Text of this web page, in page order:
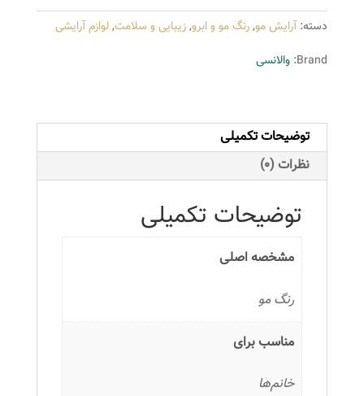
سری
بژ
مدل
خیلی
روشن
شماره
B8
عدد
دسته:آرایش مو,رنگ مو و ابرو,زیبایی و سلامت,لوازم آرایشی
Brand: والانسی
توضیحات تکمیلی
نظرات (0)
توضیحات تکمیلی
مشخصه اصلی
رنگ مو
مناسب برای
خانم‌ها